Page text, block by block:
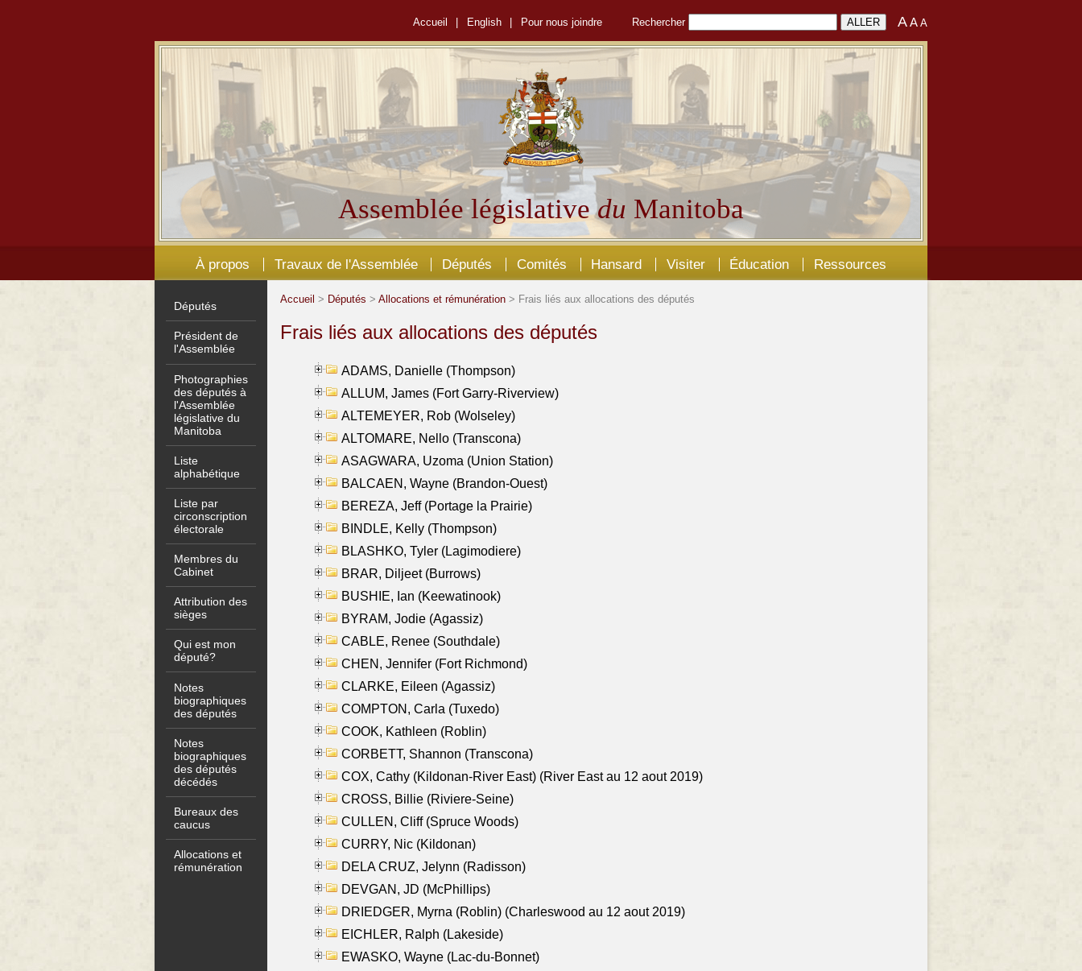
Accueil English Pour nous joindre Rechercher AA A
Assemblée législativedu Manitoba
À propos Travaux de l'Assemblée Députés Comités Hansard Visiter Éducation Ressources
Députés
Président de
l'Assemblée
Photographies
des députés à
l'Assemblée
législative du
Manitoba
Liste
alphabétique
Liste par
circonscription
électorale
Membres du
Cabinet
Attribution des
sièges
Qui est mon
député?
Notes
biographiques
des députés
Notes
biographiques
des députés
décédés
Bureaux des
caucus
Allocations et
rémunération
Accueil > Députés > Allocations et rémunération > Frais liés aux allocations des députés
Frais liés aux allocations des députés
ADAMS, Danielle (Thompson)
ALLUM, James (Fort Garry-Riverview)
ALTEMEYER, Rob (Wolseley)
ALTOMARE, Nello (Transcona)
ASAGWARA, Uzoma (Union Station)
BALCAEN, Wayne (Brandon-Ouest)
BEREZA, Jeff (Portage la Prairie)
BINDLE, Kelly (Thompson)
BLASHKO, Tyler (Lagimodiere)
BRAR, Diljeet (Burrows)
BUSHIE, Ian (Keewatinook)
BYRAM, Jodie (Agassiz)
CABLE, Renee (Southdale)
CHEN, Jennifer (Fort Richmond)
CLARKE, Eileen (Agassiz)
COMPTON, Carla (Tuxedo)
COOK, Kathleen (Roblin)
CORBETT, Shannon (Transcona)
COX, Cathy (Kildonan-River East) (River East au 12 aout 2019)
CROSS, Billie (Riviere-Seine)
CULLEN, Cliff (Spruce Woods)
CURRY, Nic (Kildonan)
DELA CRUZ, Jelynn (Radisson)
DEVGAN, JD (McPhillips)
DRIEDGER, Myrna (Roblin) (Charleswood au 12 aout 2019)
EICHLER, Ralph (Lakeside)
EWASKO, Wayne (Lac-du-Bonnet)